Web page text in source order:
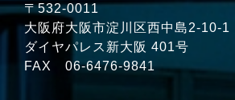
〒532-0011
大阪府大阪市淀川区西中島2-10-1
ダイヤパレス新大阪 401号
FAX 06-6476-9841